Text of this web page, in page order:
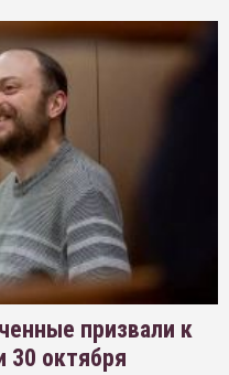
призвали к
30 октября